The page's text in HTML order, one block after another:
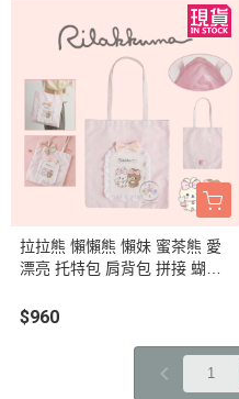
拉拉熊 懶懶熊 懶妹 蜜茶熊 愛
漂亮 托特包 肩背包 拼接 蝴蝶
$960